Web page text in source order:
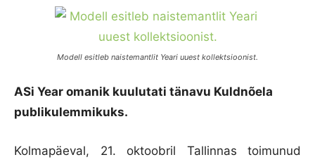
Modell esitleb naistemantlit Yeari uuest kollektsioonist.
ASi Year omanik kuulutati tänavu Kuldnõela
publikulemmikuks.
Kolmapäeval, 21. oktoobril Tallinnas toimunud